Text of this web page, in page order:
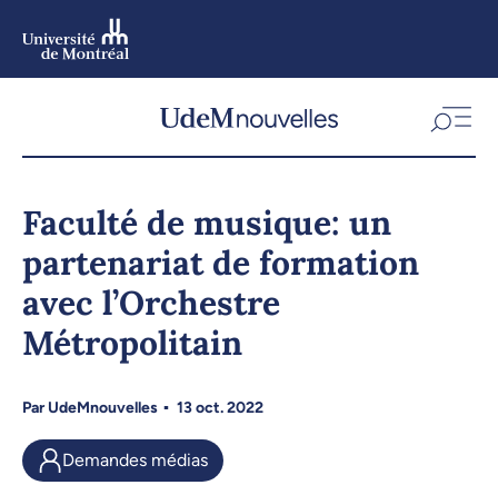
Faculté de musique: un
partenariat de formation
avec l’Orchestre
Métropolitain
ParUdeMnouvelles 13 oct. 2022
Demandes médias